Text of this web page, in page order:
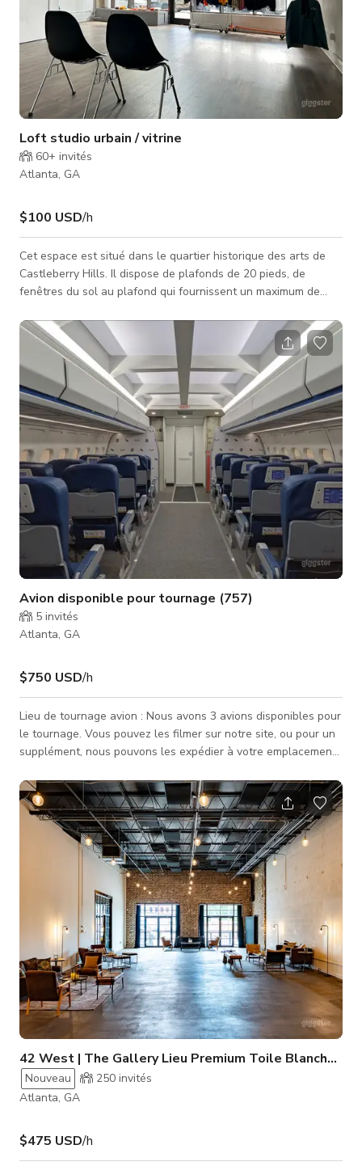
Loft studio urbain / vitrine
60+ invités
Atlanta, GA
$100 USD/h
Cet espace est situé dans le quartier historique des arts de
Castleberry Hills. Il dispose de plafonds de 20 pieds, de
fenêtres du sol au plafond qui fournissent un maximum de
vitrine au premier étage et un loft au deuxième étage. Cet
espace est idéal pour Pop-Up, Paint n Sips, rassemblements
privés, projections de films, podcasts, films/production, dîners,
activations et bien plus encore
Avion disponible pour tournage (757)
5 invités
Atlanta, GA
$750 USD/h
Lieu de tournage avion : Nous avons 3 avions disponibles pour
le tournage. Vous pouvez les filmer sur notre site, ou pour un
supplément, nous pouvons les expédier à votre emplacement :
canapé en cuir, fauteuils en cuir luxueux, tables, et bien plus
encore ! Utilisé dans des longs métrages, séries TV, publicités
et clips musicaux. 2) Véritable 737 de ligne : nous avons un
vrai 737 coupé en deux. Il comprend le cockpit avec
42 West | The Gallery Lieu Premium Toile Blanche,
Nouveau 250 invités
Atlanta, GA
$475 USD/h